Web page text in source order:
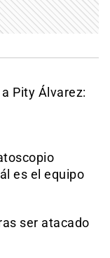
Pity Álvarez:
es el equipo
ser atacado